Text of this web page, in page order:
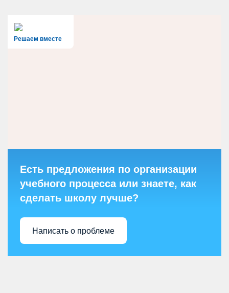
Решаем вместе
Есть предложения по организации
учебного процесса или знаете, как
сделать школу лучше?
Написать о проблеме